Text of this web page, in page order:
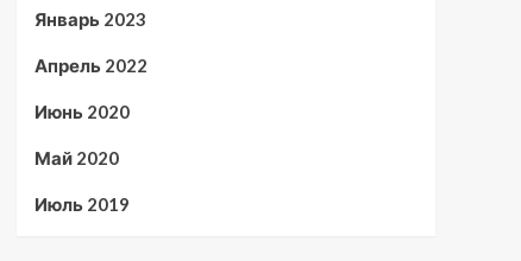
Январь 2023
Апрель 2022
Июнь 2020
Май 2020
Июль 2019